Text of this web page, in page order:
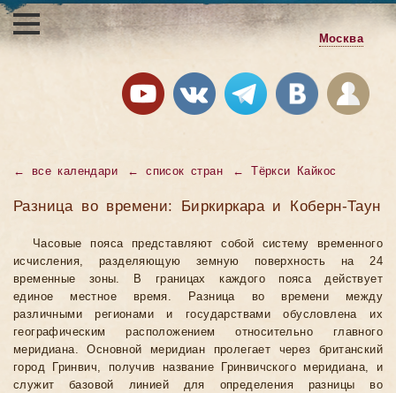
Москва
← все календари ←список стран ← Тёркси Кайкос
Разница во времени: Биркиркара и Коберн-Таун
Часовые пояса представляют собой систему временного
исчисления, разделяющую земную поверхность на 24
временные зоны. В границах каждого пояса действует
единое местное время. Разница во времени между
различными регионами и государствами обусловлена их
географическим расположением относительно главного
меридиана. Основной меридиан пролегает через британский
город Гринвич, получив название Гринвичского меридиана, и
служит базовой линией для определения разницы во